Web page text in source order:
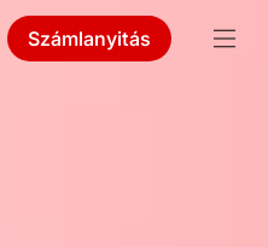
Számlanyitás